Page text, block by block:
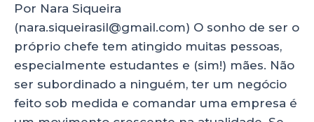
Por Nara Siqueira
(nara.siqueirasil@gmail.com) O sonho de ser o
próprio chefe tem atingido muitas pessoas,
especialmente estudantes e (sim!) mães. Não
ser subordinado a ninguém, ter um negócio
feito sob medida e comandar uma empresa é